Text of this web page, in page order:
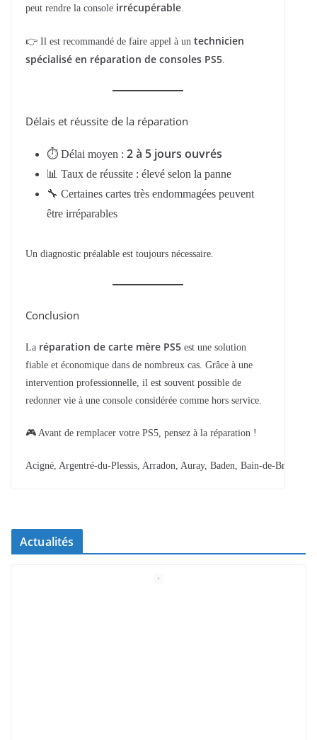
peut rendre la console irrécupérable.
👉 Il est recommandé de faire appel à un technicien
spécialisé en réparation de consoles PS5.
Délais et réussite de la réparation
⏱ Délai moyen : 2 à 5 jours ouvrés
📊 Taux de réussite : élevé selon la panne
🔧 Certaines cartes très endommagées peuvent
être irréparables
Un diagnostic préalable est toujours nécessaire.
Conclusion
La réparation de carte mère PS5 est une solution
fiable et économique dans de nombreux cas. Grâce à une
intervention professionnelle, il est souvent possible de
redonner vie à une console considérée comme hors service.
🎮 Avant de remplacer votre PS5, pensez à la réparation !
Acigné, Argentré-du-Plessis, Arradon, Auray, Baden, Bain-de-
Actualités